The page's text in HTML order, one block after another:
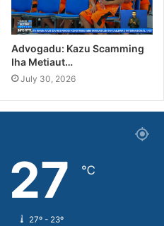
Advogadu: Kazu Scamming
Iha Metiaut…
July 30, 2026
27 ℃
27º - 23º